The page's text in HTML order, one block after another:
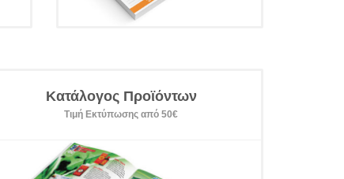
Κατάλογος Προϊόντων
Τιμή Εκτύπωσης από 50€